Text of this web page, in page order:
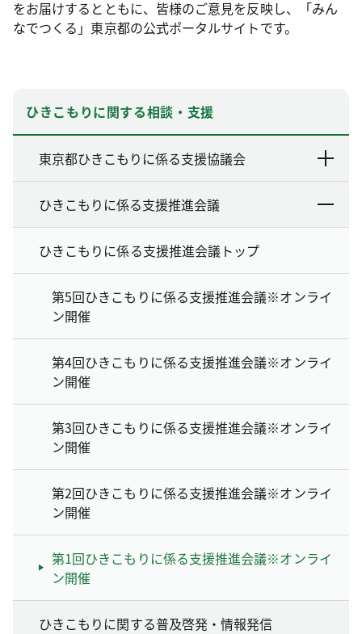
をお届けするとともに、皆様のご意見を反映し、「みん
なでつくる」東京都の公式ポータルサイトです。
ひきこもりに関する相談・支援
東京都ひきこもりに係る支援協議会
ひきこもりに係る支援推進会議
ひきこもりに係る支援推進会議トップ
第5回ひきこもりに係る支援推進会議※オンライ
ン開催
第4回ひきこもりに係る支援推進会議※オンライ
ン開催
第3回ひきこもりに係る支援推進会議※オンライ
ン開催
第2回ひきこもりに係る支援推進会議※オンライ
ン開催
第1回ひきこもりに係る支援推進会議※オンライ
ン開催
ひきこもりに関する普及啓発・情報発信